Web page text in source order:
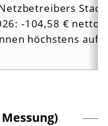
-104,58 € netto
höchstens auf